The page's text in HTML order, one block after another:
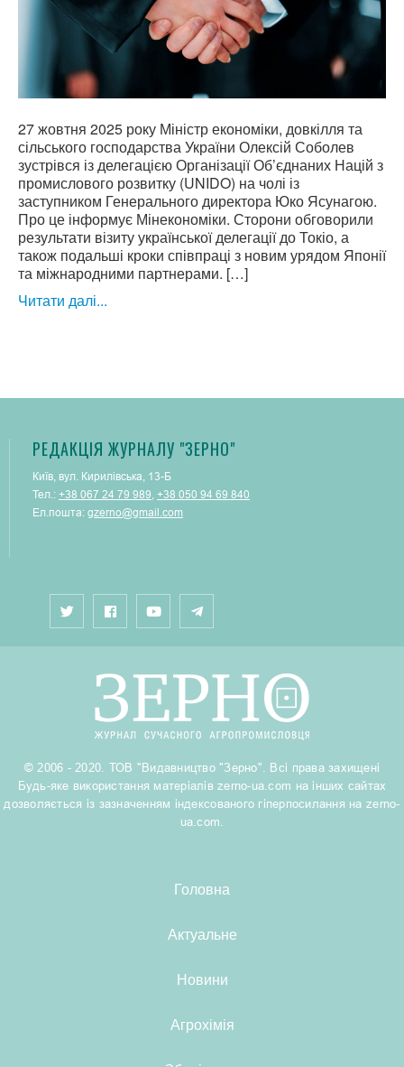
27 жовтня 2025 року Міністр економіки, довкілля та
сільського господарства України Олексій Соболев
зустрівся із делегацією Організації Об’єднаних Націй з
промислового розвитку (UNIDO) на чолі із
заступником Генерального директора Юко Ясунагою.
Про це інформує Мінекономіки. Сторони обговорили
результати візиту української делегації до Токіо, а
також подальші кроки співпраці з новим урядом Японії
та міжнародними партнерами. […]
Читати далі...
РЕДАКЦІЯ ЖУРНАЛУ "ЗЕРНО"
Київ, вул. Кирилівська, 13-Б
Тел.: +38 067 24 79 989 +38 050 94 69 840
Ел.пошта: gzerno@gmail.com
© 2006 - 2020. ТОВ "Видавництво "Зерно". Всі права захищені
Будь-яке використання матеріалів zerno-ua.com на інших сайтах
дозволяється із зазначенням індексованого гіперпосилання на zerno-
ua.com.
Головна
Актуальне
Новини
Агрохімія